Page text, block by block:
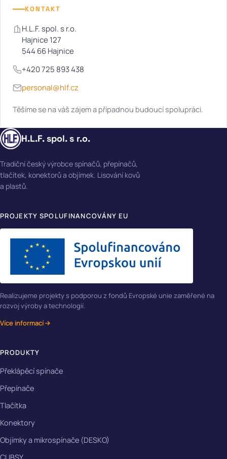
KONTAKT
H.L.F. spol. s r.o.
Hajnice 127
544 66 Hajnice
+420 725 893 438
personal@hlf.cz
Těšíme se na váš zájem a případnou budoucí spolupráci.
H.L.F. spol. s r.o.
Tradiční český výrobce spínačů, přepínačů,
tlačítek, konektorů a objímek. Lisování kovů
a plastů.
PROJEKTY SPOLUFINANCOVÁNY EU
Realizujeme projekty s podporou z fondů Evropské unie zaměřené na
rozvoj výroby a technologií.
Více informací
PRODUKTY
Překlápěcí spínače
Přepínače
Tlačítka
Konektory
Objímky a mikrospínače (DESKO)